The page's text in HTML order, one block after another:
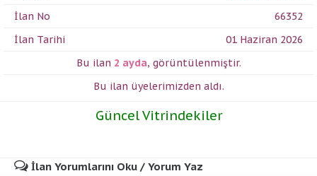
İlan No
66352
İlan Tarihi
01 Haziran 2026
Bu ilan 2 ayda, görüntülenmiştir.
Bu ilan üyelerimizden aldı.
Güncel Vitrindekiler
İlan Yorumlarını Oku / Yorum Yaz